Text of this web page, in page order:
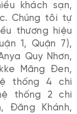
khách sạn,
Chúng tôi tự
thương hiệu
1, Quận 7),
Quy Nhơn,
Măng Đen,
thống 4 chi
thống 2 chi
Đăng Khánh,